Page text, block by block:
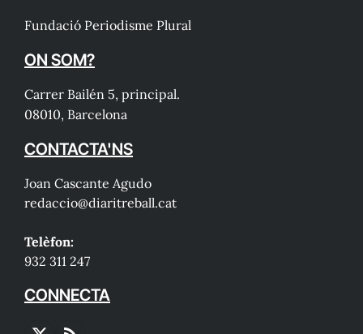
Fundació Periodisme Plural
ON SOM?
Carrer Bailén 5, principal.
08010, Barcelona
CONTACTA'NS
Joan Cascante Agudo
redaccio@diaritreball.cat
Telèfon:
932 311 247
CONNECTA